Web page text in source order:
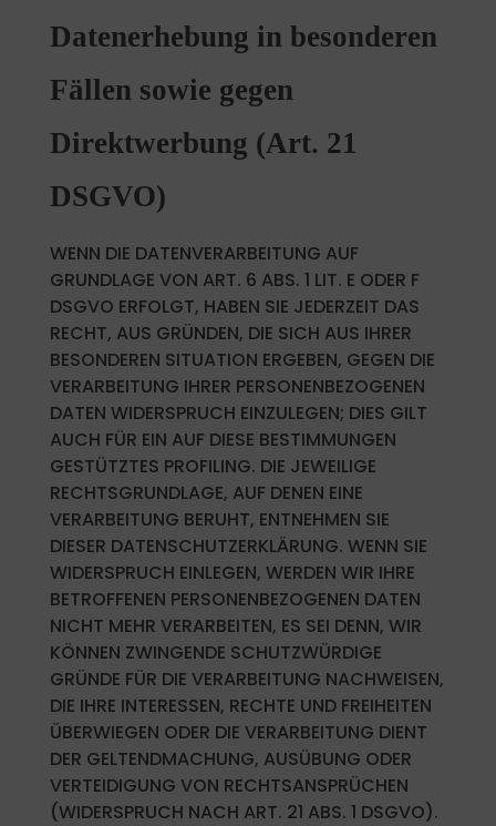
Datenerhebung in besonderen
Fällen sowie gegen
Direktwerbung (Art. 21
DSGVO)
WENN DIE DATENVERARBEITUNG AUF
GRUNDLAGE VON ART. 6 ABS. 1 LIT. E ODER F
DSGVO ERFOLGT, HABEN SIE JEDERZEIT DAS
RECHT, AUS GRÜNDEN, DIE SICH AUS IHRER
BESONDEREN SITUATION ERGEBEN, GEGEN DIE
VERARBEITUNG IHRER PERSONENBEZOGENEN
DATEN WIDERSPRUCH EINZULEGEN; DIES GILT
AUCH FÜR EIN AUF DIESE BESTIMMUNGEN
GESTÜTZTES PROFILING. DIE JEWEILIGE
RECHTSGRUNDLAGE, AUF DENEN EINE
VERARBEITUNG BERUHT, ENTNEHMEN SIE
DIESER DATENSCHUTZERKLÄRUNG. WENN SIE
WIDERSPRUCH EINLEGEN, WERDEN WIR IHRE
BETROFFENEN PERSONENBEZOGENEN DATEN
NICHT MEHR VERARBEITEN, ES SEI DENN, WIR
KÖNNEN ZWINGENDE SCHUTZWÜRDIGE
GRÜNDE FÜR DIE VERARBEITUNG NACHWEISEN,
DIE IHRE INTERESSEN, RECHTE UND FREIHEITEN
ÜBERWIEGEN ODER DIE VERARBEITUNG DIENT
DER GELTENDMACHUNG, AUSÜBUNG ODER
VERTEIDIGUNG VON RECHTSANSPRÜCHEN
(WIDERSPRUCH NACH ART. 21 ABS. 1 DSGVO).